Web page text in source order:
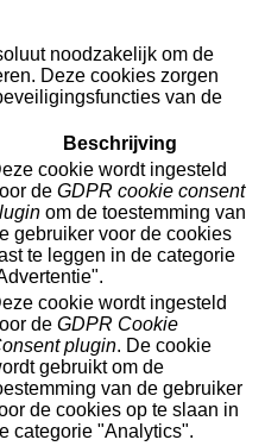
noodzakelijk om de
Deze cookies zorgen
van de
Beschrijving
cookie wordt ingesteld
de GDPR cookie consent
om de toestemming van
gebruiker voor de cookies
te leggen in de categorie
cookie wordt ingesteld
de GDPR Cookie
plugin. De cookie
gebruikt om de
van de gebruiker
de cookies op te slaan in
categorie "Analytics".